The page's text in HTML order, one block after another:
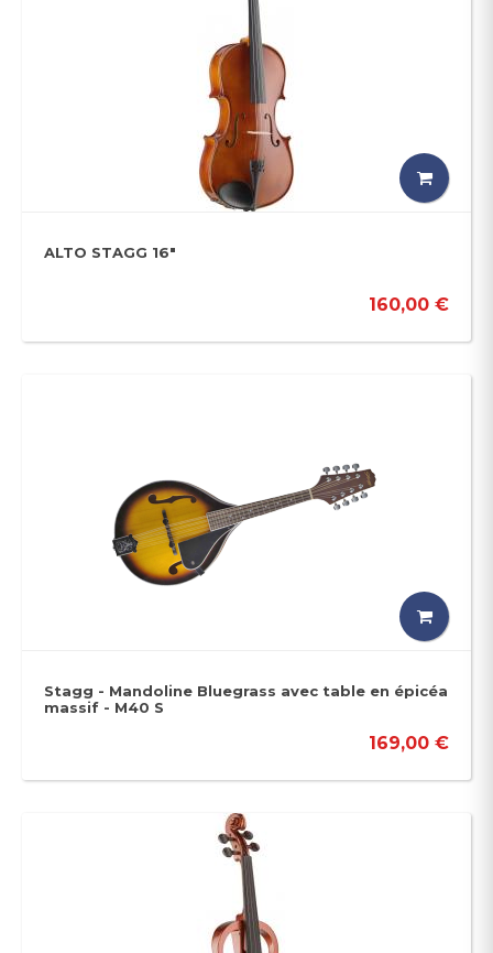
ALTO STAGG 16"
160,00 €
Stagg - Mandoline Bluegrass avec table en épicéa
massif - M40 S
169,00 €